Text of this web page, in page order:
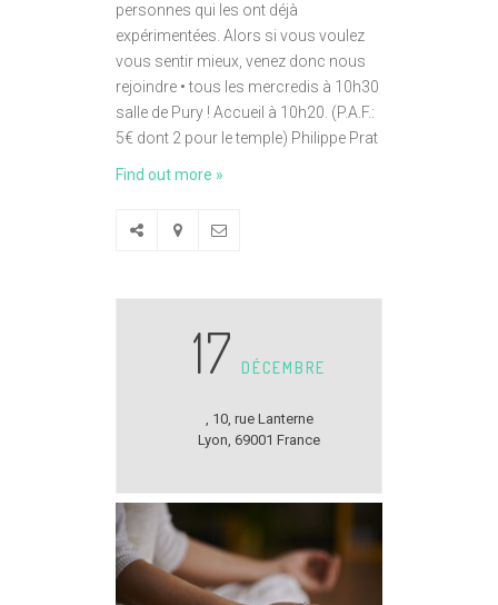
personnes qui les ont déjà
expérimentées. Alors si vous voulez
vous sentir mieux, venez donc nous
rejoindre • tous les mercredis à 10h30
salle de Pury ! Accueil à 10h20. (P.A.F.:
5€ dont 2 pour le temple) Philippe Prat
Find out more »
17 DÉCEMBRE
, 10, rue Lanterne
Lyon, 69001 France